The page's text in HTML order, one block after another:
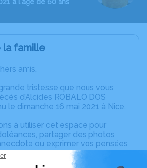
à l'âge de 60 ans
la famille
amis,
tristesse que nous vous
d’Alcides ROBALO DOS
le dimanche 16 mai 2021 à Nice.
à utiliser cet espace pour
partager des photos
ou exprimer vos pensées
ou des textes. Cet endroit
dédié à honorer la